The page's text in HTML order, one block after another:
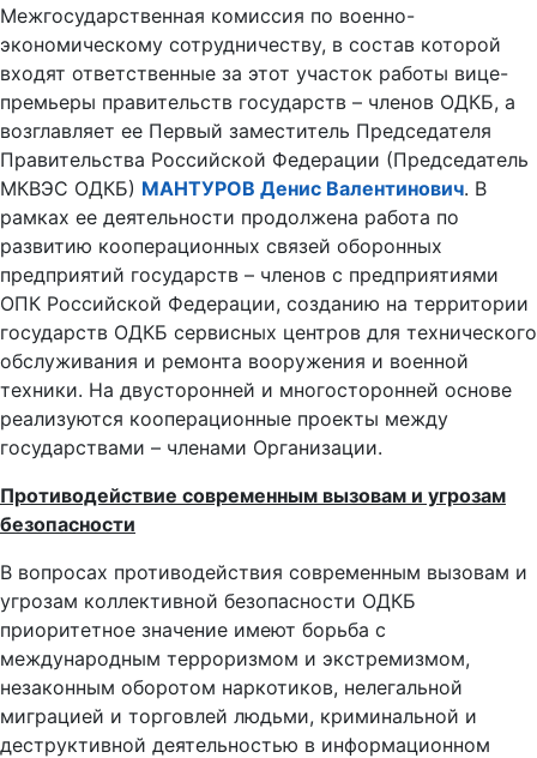
Межгосударственная комиссия по военно-
экономическому сотрудничеству, в состав которой
входят ответственные за этот участок работы вице-
премьеры правительств государств – членов ОДКБ, а
возглавляет ее Первый заместитель Председателя
Правительства Российской Федерации (Председатель
МКВЭС ОДКБ) МАНТУРОВ Денис Валентинович. В
рамках ее деятельности продолжена работа по
развитию кооперационных связей оборонных
предприятий государств – членов с предприятиями
ОПК Российской Федерации, созданию на территории
государств ОДКБ сервисных центров для технического
обслуживания и ремонта вооружения и военной
техники. На двусторонней и многосторонней основе
реализуются кооперационные проекты между
государствами – членами Организации.
Противодействие современным вызовам и угрозам
безопасности
В вопросах противодействия современным вызовам и
угрозам коллективной безопасности ОДКБ
приоритетное значение имеют борьба с
международным терроризмом и экстремизмом,
незаконным оборотом наркотиков, нелегальной
миграцией и торговлей людьми, криминальной и
деструктивной деятельностью в информационном